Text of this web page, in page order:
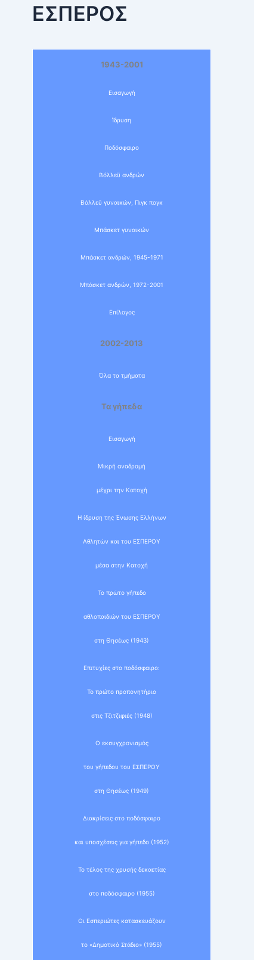
ΕΣΠΕΡΟΣ
1943-2001
Εισαγωγή
Ίδρυση
Ποδόσφαιρο
Βόλλεϋ ανδρών
Βόλλεϋ γυναικών, Πιγκ πογκ
Μπάσκετ γυναικών
Μπάσκετ ανδρών, 1945-1971
Μπάσκετ ανδρών, 1972-2001
Επίλογος
2002-2013
Όλα τα τμήματα
Τα γήπεδα
Εισαγωγή
Μικρή αναδρομή
μέχρι την Κατοχή
Η ίδρυση της Ένωσης Ελλήνων
Αθλητών και του ΕΣΠΕΡΟΥ
μέσα στην Κατοχή
Το πρώτο γήπεδο
αθλοπαιδιών του ΕΣΠΕΡΟΥ
στη Θησέως (1943)
Επιτυχίες στο ποδόσφαιρο:
Το πρώτο προπονητήριο
στις Τζιτζιφιές (1948)
Ο εκσυγχρονισμός
του γήπεδου του ΕΣΠΕΡΟΥ
στη Θησέως (1949)
Διακρίσεις στο ποδόσφαιρο
και υποσχέσεις για γήπεδο (1952)
Το τέλος της χρυσής δεκαετίας
στο ποδόσφαιρο (1955)
Οι Εσπεριώτες κατασκευάζουν
το «Δημοτικό Στάδιο» (1955)